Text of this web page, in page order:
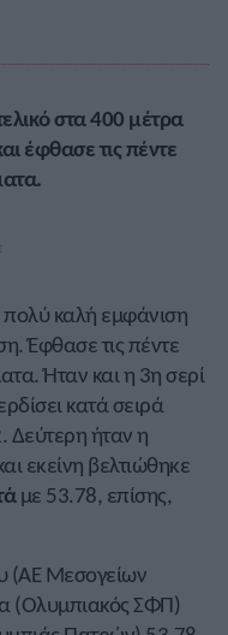
στα 400 μέτρα
έφθασε τις πέντε
καλή εμφάνιση
Έφθασε τις πέντε
Ήταν και η 3η σερί
κατά σειρά
Δεύτερη ήταν η
εκείνη βελτιώθηκε
με 53.78, επίσης,
(ΑΕ Μεσογείων
(Ολυμπιακός ΣΦΠ)